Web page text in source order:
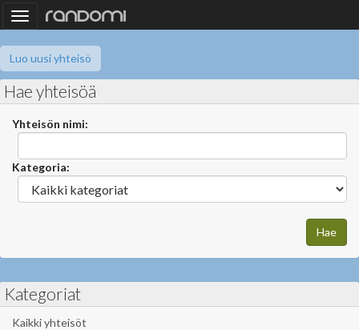
Toggle
navigation
Luo uusi yhteisö
Hae yhteisöä
Yhteisön nimi:
Kategoria:
Kategoriat
Kaikki yhteisöt